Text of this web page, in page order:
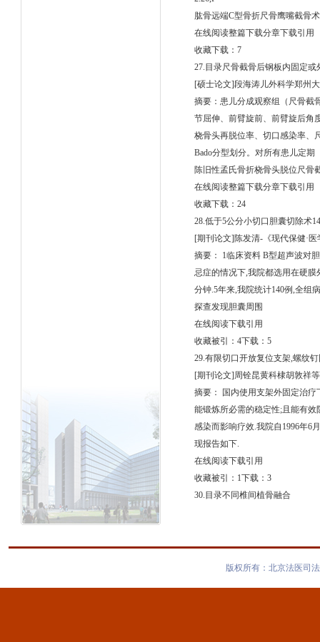
肱骨远端C型骨折尺骨鹰嘴截骨
在线阅读整篇下载分章下载引用
收藏下载：7
27.目录尺骨截骨后钢板内固定
[硕士论文]段海涛儿外科学郑州
摘要：患儿分成观察组（尺骨截
节屈伸、前臂旋前、前臂旋后角
桡骨头再脱位率、切口感染率、
Bado分型划分。对所有患儿定期
陈旧性孟氏骨折桡骨头脱位尺骨
在线阅读整篇下载分章下载引用
收藏下载：24
28.低于5公分小切口胆囊切除术
[期刊论文]陈发清-《现代保健·医
摘要： 1临床资料 B型超声波对
忌症的情况下,我院都选用在硬膜
分钟.5年来,我院统计140例,全组
探查发现胆囊周围
在线阅读下载引用
收藏被引：4下载：5
29.有限切口开放复位支架,螺纹
[期刊论文]周铨昆黄科棣胡敦祥
摘要： 国内使用支架外固定治
能锻炼所必需的稳定性;且能有
感染而影响疗效.我院自1996年6
现报告如下.
在线阅读下载引用
收藏被引：1下载：3
30.目录不同椎间植骨融合
版权所有：北京法医司